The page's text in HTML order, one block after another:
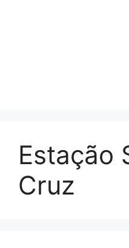
Estação
Cruz